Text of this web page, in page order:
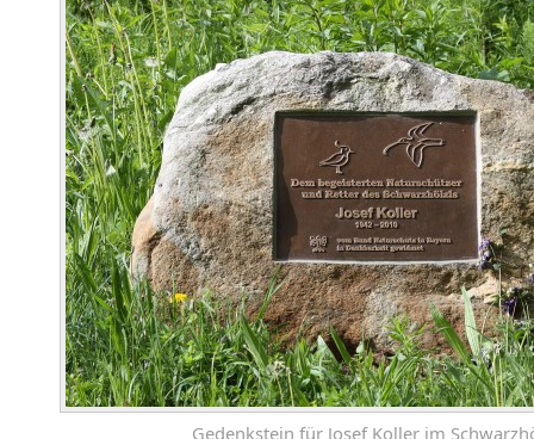
Gedenkstein für Josef Koller im